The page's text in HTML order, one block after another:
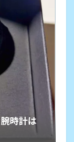
時計は